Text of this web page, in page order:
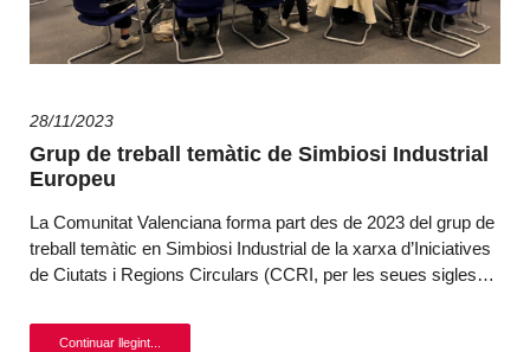
28/11/2023
Grup de treball temàtic de Simbiosi Industrial
Europeu
La Comunitat Valenciana forma part des de 2023 del grup de
treball temàtic en Simbiosi Industrial de la xarxa d’Iniciatives
de Ciutats i Regions Circulars (CCRI, per les seues sigles…
Continuar llegint...